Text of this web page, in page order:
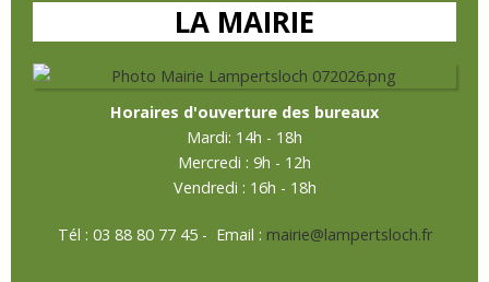
LA MAIRIE
Horaires d'ouverture des bureaux
Mardi: 14h - 18h
Mercredi : 9h - 12h
Vendredi : 16h - 18h
Tél : 03 88 80 77 45 - Email : mairie@lampertsloch.fr